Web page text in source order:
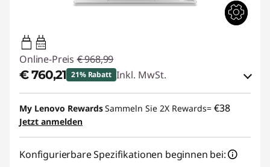
45W-65W
USB PD
Online-Preis € 968,99
€ 760,21 21% Rabatt Inkl. MwSt.
eCoupon-Rabatt :-€ 208,78
eCoupon :THINKDEAL
My Lenovo RewardsSammeln Sie 2X Rewards= €38
Jetzt anmelden
Konfigurierbare Spezifikationen beginnen bei: